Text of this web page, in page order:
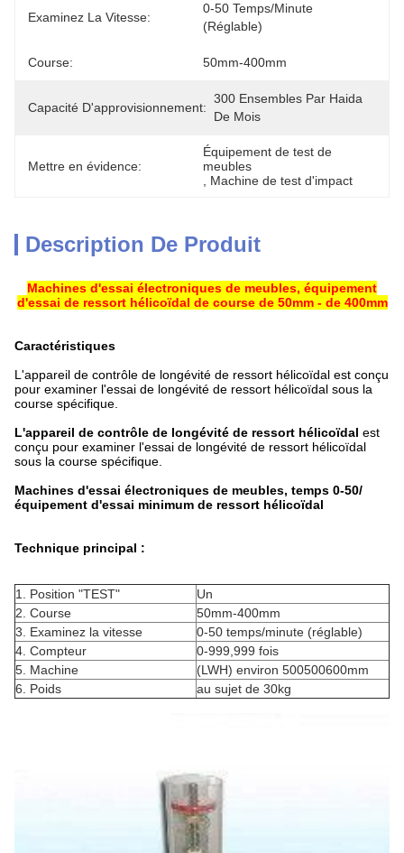
Examinez La Vitesse:
0-50 Temps/minute
(réglable)
Course: 50mm-400mm
Capacité D'approvisionnement:
300 Ensembles Par Haida
De Mois
Mettre en évidence:
Équipement de test de
meubles
Machine de test d'impact
Description De Produit
Machines d'essai électroniques de meubles, équipement
d'essai de ressort hélicoïdal de course de 50mm - de 400mm
Caractéristiques
L'appareil de contrôle de longévité de ressort hélicoïdal est conçu
pour examiner l'essai de longévité de ressort hélicoïdal sous la
course spécifique.
L'appareil de contrôle de longévité de ressort hélicoïdal est
conçu pour examiner l'essai de longévité de ressort hélicoïdal
sous la course spécifique.
Machines d'essai électroniques de meubles, temps 0-50/
équipement d'essai minimum de ressort hélicoïdal
Technique principal :
1. Position "TEST"
Un
2. Course
50mm-400mm
3. Examinez la vitesse
0-50 temps/minute (réglable)
4. Compteur
0-999,999 fois
5. Machine
(LWH) environ 500500600mm
6. Poids
au sujet de 30kg